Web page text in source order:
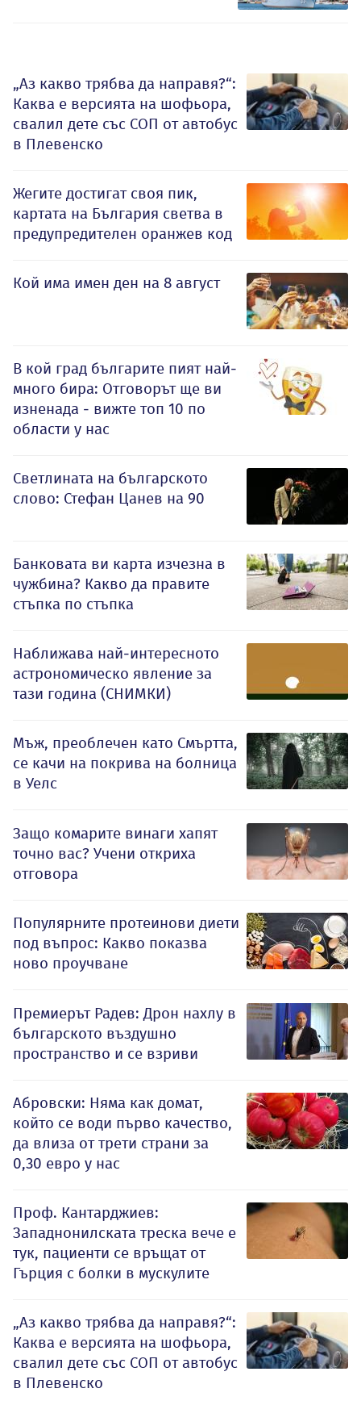
„Аз какво трябва да направя?“:
Каква е версията на шофьора,
свалил дете със СОП от автобус
в Плевенско
Жегите достигат своя пик,
картата на България светва в
предупредителен оранжев код
Кой има имен ден на 8 август
В кой град българите пият най-
много бира: Отговорът ще ви
изненада - вижте топ 10 по
области у нас
Светлината на българското
слово: Стефан Цанев на 90
Банковата ви карта изчезна в
чужбина? Какво да правите
стъпка по стъпка
Наближава най-интересното
астрономическо явление за
тази година (СНИМКИ)
Мъж, преоблечен като Смъртта,
се качи на покрива на болница
в Уелс
Защо комарите винаги хапят
точно вас? Учени откриха
отговора
Популярните протеинови диети
под въпрос: Какво показва
ново проучване
Премиерът Радев: Дрон нахлу в
българското въздушно
пространство и се взриви
Абровски: Няма как домат,
който се води първо качество,
да влиза от трети страни за
0,30 евро у нас
Проф. Кантарджиев:
Западнонилската треска вече е
тук, пациенти се връщат от
Гърция с болки в мускулите
„Аз какво трябва да направя?“:
Каква е версията на шофьора,
свалил дете със СОП от автобус
в Плевенско